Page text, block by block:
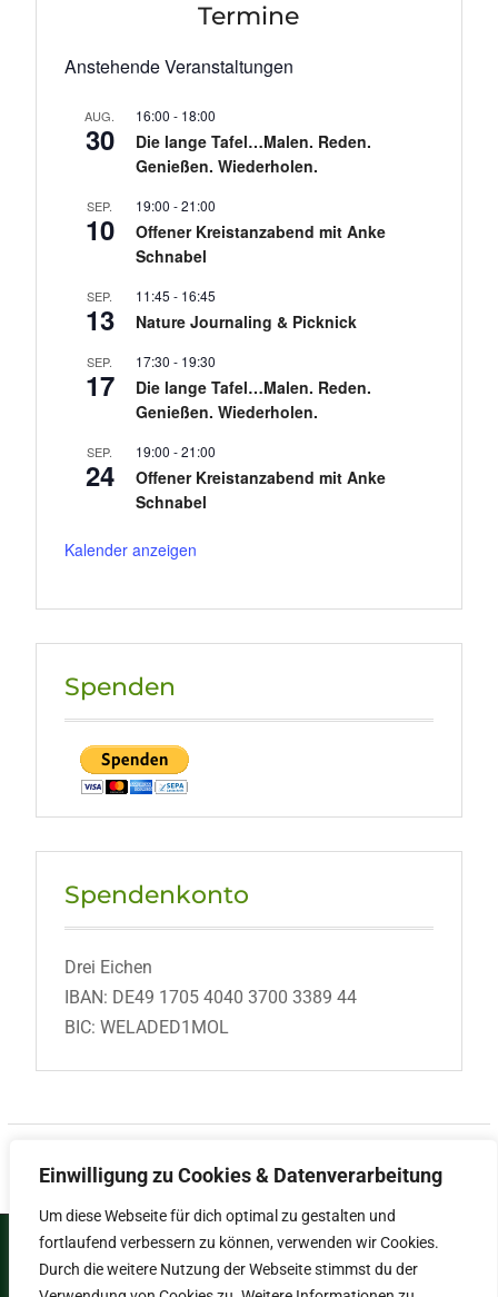
Einwilligung zu Cookies & Datenverarbeitung
Um diese Webseite für dich optimal zu gestalten und
fortlaufend verbessern zu können, verwenden wir Cookies.
Durch die weitere Nutzung der Webseite stimmst du der
Termine
Anstehende Veranstaltungen
AUG.
30
16:00 - 18:00
Die lange Tafel…Malen. Reden.
Genießen. Wiederholen.
SEP.
10
19:00 -21:00
Offener Kreistanzabend mit Anke
Schnabel
SEP.
13
11:45 - 16:45
Nature Journaling & Picknick
SEP.
17
17:30 - 19:30
Die lange Tafel…Malen. Reden.
Genießen. Wiederholen.
SEP.
24
19:00 -21:00
Offener Kreistanzabend mit Anke
Schnabel
Kalender anzeigen
Spenden
Spendenkonto
Drei Eichen
IBAN: DE49 1705 4040 3700 3389 44
BIC: WELADED1MOL
Copyright © 2026Umweltzentrum Drei
Eichen.